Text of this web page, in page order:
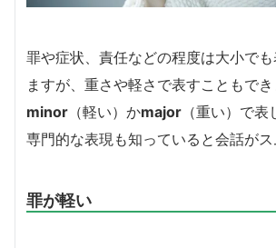
罪や症状、責任などの程度は大小でも
ますが、重さや軽さで表すこともで
minor （軽い）かmajor （重い）で
専門的な表現も知っていると会話がス
罪が軽い